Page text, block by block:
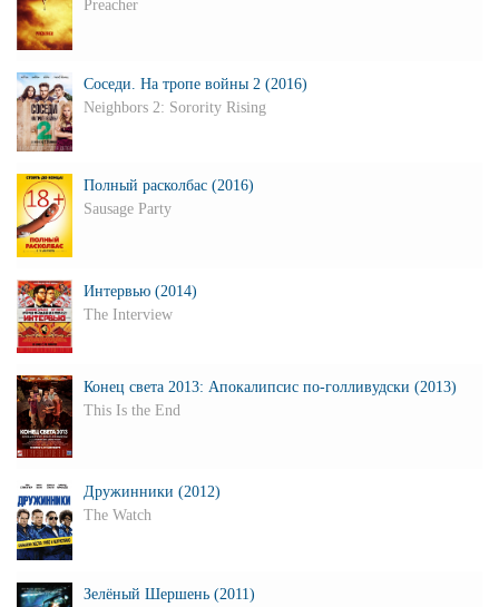
Preacher
Соседи. На тропе войны 2 (2016)
Neighbors 2: Sorority Rising
Полный расколбас (2016)
Sausage Party
Интервью (2014)
The Interview
Конец света 2013: Апокалипсис по-голливудски (2013)
This Is the End
Дружинники (2012)
The Watch
Зелёный Шершень (2011)